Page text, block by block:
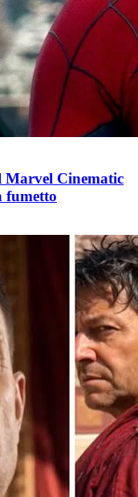
Marvel Cinematic
fumetto